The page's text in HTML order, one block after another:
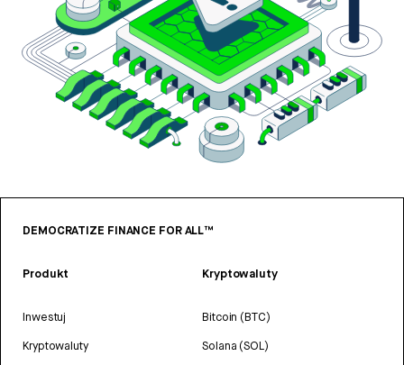
DEMOCRATIZE FINANCE FOR ALL™
Produkt
Inwestuj
Kryptowaluty
Kryptowaluty
Bitcoin (BTC)
Solana (SOL)